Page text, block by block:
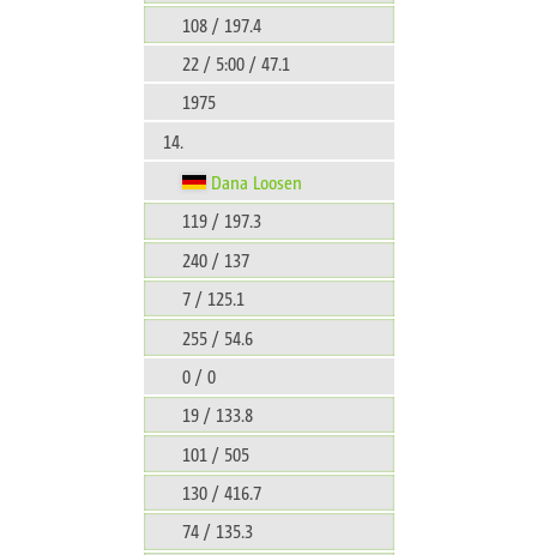
108 / 197.4
22 / 5:00 / 47.1
1975
14.
Dana Loosen
119 / 197.3
240 / 137
7 / 125.1
255 / 54.6
0 / 0
19 / 133.8
101 / 505
130 / 416.7
74 / 135.3